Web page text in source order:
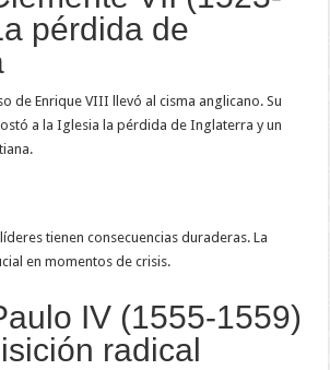
pérdida de
de Enrique VIII llevó al cisma anglicano. Su
a la Iglesia la pérdida de Inglaterra y un
tienen consecuencias duraderas. La
en momentos de crisis.
IV (1555-1559)
radical